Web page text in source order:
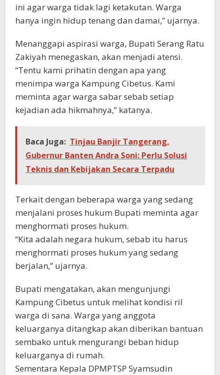
ini agar warga tidak lagi ketakutan. Warga
hanya ingin hidup tenang dan damai,” ujarnya.
Menanggapi aspirasi warga, Bupati Serang Ratu
Zakiyah menegaskan, akan menjadi atensi.
“Tentu kami prihatin dengan apa yang
menimpa warga Kampung Cibetus. Kami
meminta agar warga sabar sebab setiap
kejadian ada hikmahnya,” katanya.
Baca Juga: Tinjau Banjir Tangerang,
Gubernur Banten Andra Soni: Perlu Solusi
Teknis dan Kebijakan Secara Terpadu
Terkait dengan beberapa warga yang sedang
menjalani proses hukum Bupati meminta agar
menghormati proses hukum.
“Kita adalah negara hukum, sebab itu harus
menghormati proses hukum yang sedang
berjalan,” ujarnya.
Bupati mengatakan, akan mengunjungi
Kampung Cibetus untuk melihat kondisi ril
warga di sana. Warga yang anggota
keluarganya ditangkap akan diberikan bantuan
sembako untuk mengurangi beban hidup
keluarganya di rumah.
Sementara Kepala DPMPTSP Syamsudin